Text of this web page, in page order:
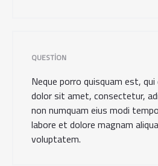
QUESTION
Neque porro quisquam est,
dolor sit amet, consectetur,
non numquam eius modi
labore et dolore magnam
voluptatem.